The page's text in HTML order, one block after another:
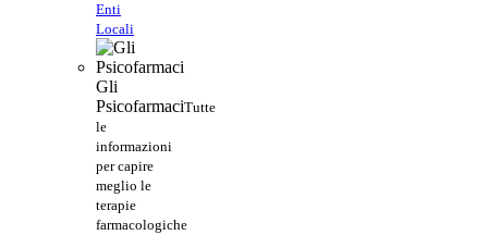
Enti
Locali
Gli
PsicofarmaciTutte
le
informazioni
per capire
meglio le
terapie
farmacologiche